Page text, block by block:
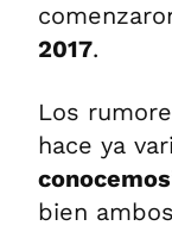
2017.
Los
hace ya
conocemos
bien